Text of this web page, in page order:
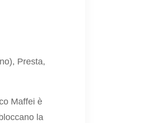
Presta,
Maffei è
la